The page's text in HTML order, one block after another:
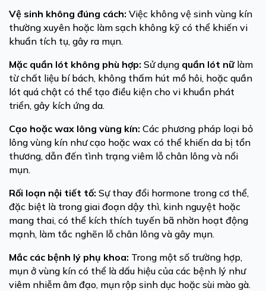
Vệ sinh không đúng cách: Việc không vệ sinh vùng kín
thường xuyên hoặc làm sạch không kỹ có thể khiến vi
khuẩn tích tụ, gây ra mụn.
Mặc quần lót không phù hợp: Sử dụng quần lót nữlàm
từ chất liệu bí bách, không thấm hút mồ hôi, hoặc quần
lót quá chật có thể tạo điều kiện cho vi khuẩn phát
triển, gây kích ứng da.
Cạo hoặc wax lông vùng kín: Các phương pháp loại bỏ
lông vùng kín như cạo hoặc wax có thể khiến da bị tổn
thương, dẫn đến tình trạng viêm lỗ chân lông và nổi
mụn.
Rối loạn nội tiết tố: Sự thay đổi hormone trong cơ thể,
đặc biệt là trong giai đoạn dậy thì, kinh nguyệt hoặc
mang thai, có thể kích thích tuyến bã nhờn hoạt động
mạnh, làm tắc nghẽn lỗ chân lông và gây mụn.
Mắc các bệnh lý phụ khoa: Trong một số trường hợp,
mụn ở vùng kín có thể là dấu hiệu của các bệnh lý như
viêm nhiễm âm đạo, mụn rộp sinh dục hoặc sùi mào gà.